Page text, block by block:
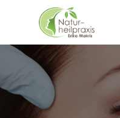
main
content